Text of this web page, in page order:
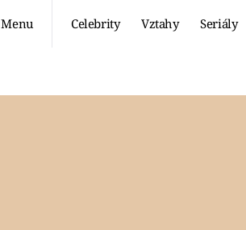
Menu Celebrity Vztahy Seriály